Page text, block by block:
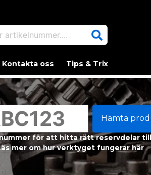
Kontakta oss Tips & Trix
Hämta
för att hitta rätt reservdelar
mer om hur verktyget fungerar här